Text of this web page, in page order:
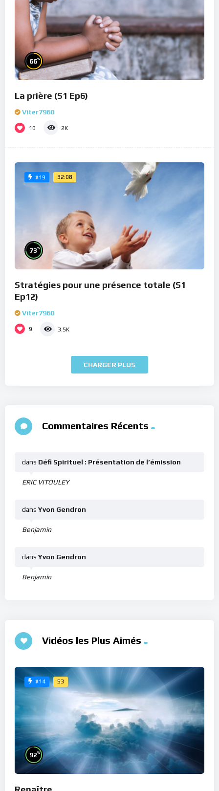
66%
La prière (S1 Ep6)
Viter7960
10 2K
#19 32:08
73%
Stratégies pour une présence totale (S1
Ep12)
Viter7960
9 3.5K
CHARGER PLUS
Commentaires Récents
ERIC VITOULEY
dans Défi Spirituel : Présentation de l’émission
Benjamin
dans Yvon Gendron
Benjamin
dans Yvon Gendron
Vidéos les Plus Aimés
#14 53
92%